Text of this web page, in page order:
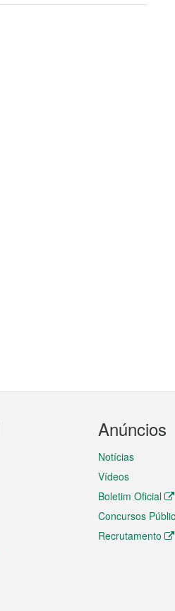
Anúncios
Notícias
Vídeos
Boletim Oficial
Concursos
Recrutamento